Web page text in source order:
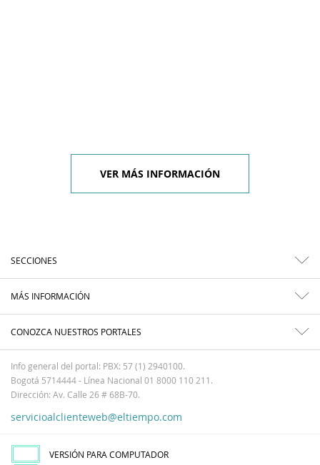
VER MÁS INFORMACIÓN
SECCIONES
MÁS INFORMACIÓN
CONOZCA NUESTROS PORTALES
Info general del portal: PBX: 57 (1) 2940100.
Bogotá 5714444 - Línea Nacional 01 8000 110 211.
Dirección: Av. Calle 26 # 68B-70.
servicioalclienteweb@eltiempo.com
VERSIÓN PARA COMPUTADOR